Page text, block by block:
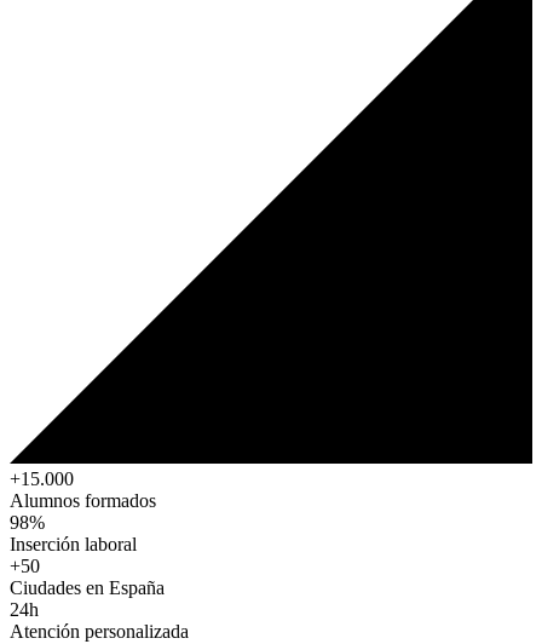
+15.000
Alumnos formados
98%
Inserción laboral
+50
Ciudades en España
24h
Atención personalizada